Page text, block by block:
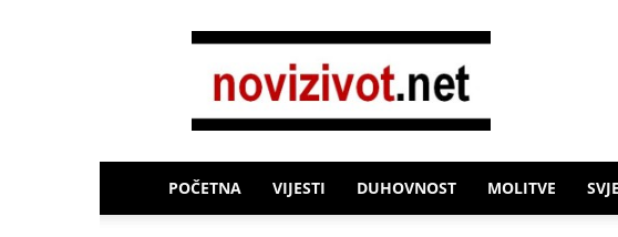
Novi
POČETNA VIJESTI DUHOVNOST MOLITVE